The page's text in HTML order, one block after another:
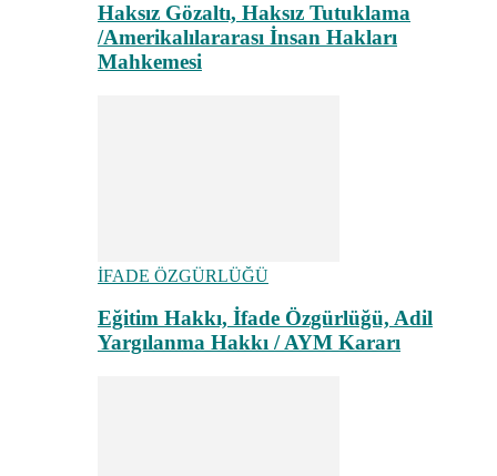
Haksız Gözaltı, Haksız Tutuklama
/Amerikalılararası İnsan Hakları
Mahkemesi
İFADE ÖZGÜRLÜĞÜ
Eğitim Hakkı, İfade Özgürlüğü, Adil
Yargılanma Hakkı / AYM Kararı